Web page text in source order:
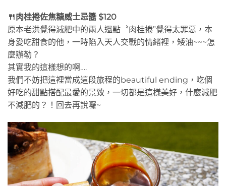
🍴肉桂捲佐焦糖威士忌醬 $120
原本老洪覺得減肥中的兩人還點〝肉桂捲”覺得太罪惡，本
身愛吃甜食的他，一時陷入天人交戰的情緒裡，矮油~~~怎
麼辦勒？
其實我的這樣想的啊….
我們不妨把這裡當成這段旅程的beautiful ending，吃個
好吃的甜點搭配最愛的景致，一切都是這樣美好，什麼減肥
不減肥的？！回去再說囉~